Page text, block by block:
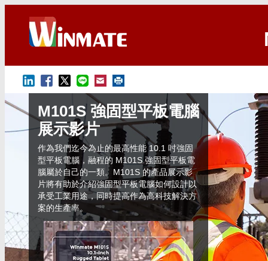
M101S 強固型平板電腦
展示影片
作為我們迄今為止的最高性能 10.1 吋強固
型平板電腦，融程的 M101S 強固型平板電
腦屬於自己的一類。M101S 的產品展示影
片將有助於介紹強固型平板電腦如何設計以
承受工業用途，同時提高作為高科技解決方
案的生產率。